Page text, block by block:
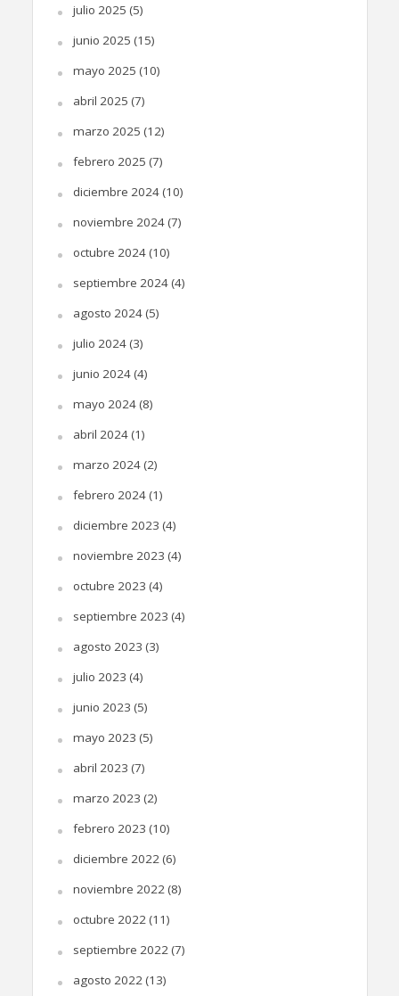
julio 2025 (5)
junio 2025 (15)
mayo 2025 (10)
abril 2025 (7)
marzo 2025 (12)
febrero 2025 (7)
diciembre 2024(10)
noviembre 2024(7)
octubre 2024(10)
septiembre 2024(4)
agosto 2024(5)
julio 2024(3)
junio 2024(4)
mayo 2024(8)
abril 2024(1)
marzo 2024(2)
febrero 2024(1)
diciembre 2023 (4)
noviembre 2023 (4)
octubre 2023 (4)
septiembre 2023 (4)
agosto 2023 (3)
julio 2023 (4)
junio 2023 (5)
mayo 2023 (5)
abril 2023 (7)
marzo 2023 (2)
febrero 2023 (10)
diciembre 2022(6)
noviembre 2022(8)
octubre 2022(11)
septiembre 2022(7)
agosto 2022(13)